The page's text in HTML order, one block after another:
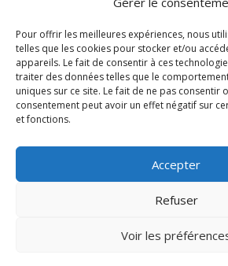
Pour offrir les meilleures expériences, nous
telles que les cookies pour stocker et/ou
appareils. Le fait de consentir à ces
traiter des données telles que le
uniques sur ce site. Le fait de ne pas consentir
consentement peut avoir un effet négatif sur
et fonctions.
Accepter
Refuser
Voir les
Tous droits réservés –